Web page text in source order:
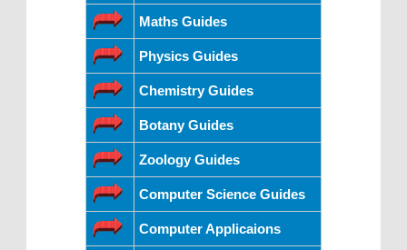
Maths Guides
Physics Guides
Chemistry Guides
Botany Guides
Zoology Guides
Computer Science Guides
Computer Applicaions